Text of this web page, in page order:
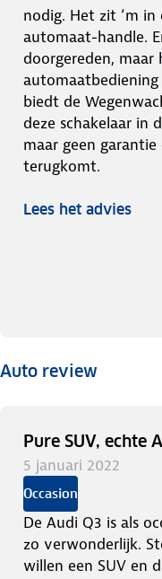
nodig. Het zit ‘m in
automaat-handle.
doorgereden,
biedt de
deze schakelaar in
maar geen
terugkomt.
Lees het advies
Auto review
Pure SUV, echte
5 januari 2022
Occasion
De Audi Q3 is als
zo verwonderlijk.
willen een SUV en